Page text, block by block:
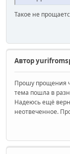
Такое не
Автор
Прошу прощения
тема пошла в
Надеюсь ещё
неотвеченное.